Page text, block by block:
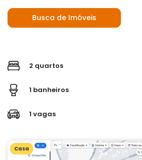
Busca de Imóveis
2 quartos
1 banheiros
1 vagas
Casa